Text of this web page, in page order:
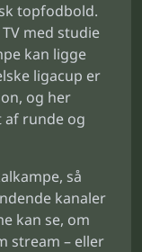
topfodbold.
med studie
kan ligge
ligacup er
og her
runde og
så
kanaler
kan se, om
stream – eller